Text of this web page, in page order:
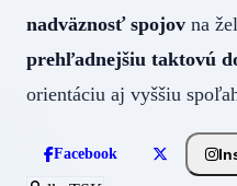
nadväznosť spojov na
prehľadnejšiu taktovú
orientáciu aj vyššiu
Facebook